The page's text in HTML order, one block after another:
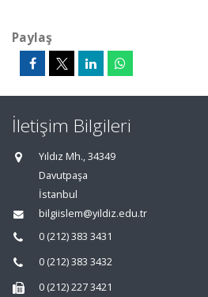
Paylaş
İletişim Bilgileri
Yıldız Mh., 34349
Davutpaşa
İstanbul
bilgiislem@yildiz.edu.tr
0 (212) 383 3431
0 (212) 383 3432
0 (212) 227 3421